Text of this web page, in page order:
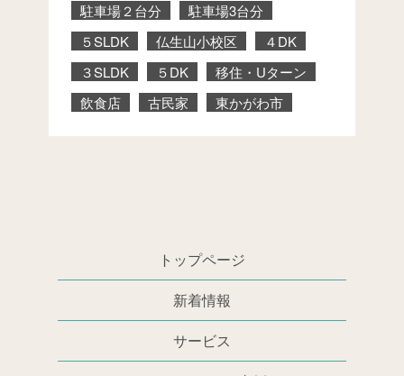
駐車場２台分
駐車場3台分
５SLDK
仏生山小校区
４DK
３SLDK
５DK
移住・Uターン
飲食店
古民家 東かがわ市
トップページ
新着情報
サービス